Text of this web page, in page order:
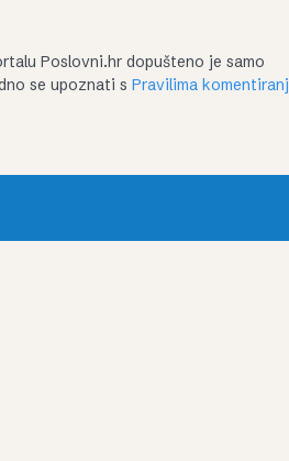
Poslovni.hr dopušteno je samo
se upoznati s Pravilima